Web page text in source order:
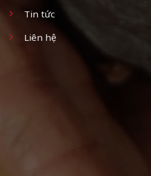
Tin tức
Liên hệ